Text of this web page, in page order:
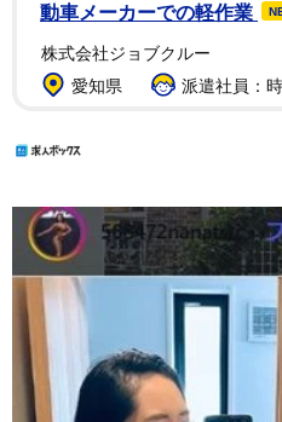
動車メーカーでの軽作業
株式会社ジョブクルー
愛知県
派遣社員：